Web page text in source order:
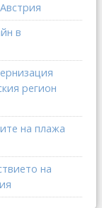
в
регион
на плажа
на